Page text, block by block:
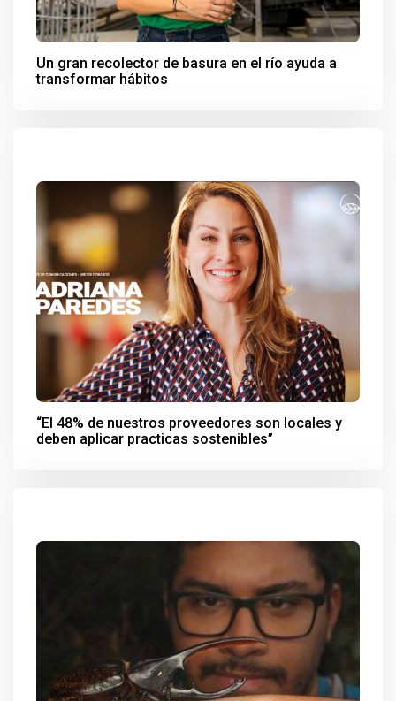
Un gran recolector de basura en el río ayuda a
transformar hábitos
“El 48% de nuestros proveedores son locales y
deben aplicar practicas sostenibles”